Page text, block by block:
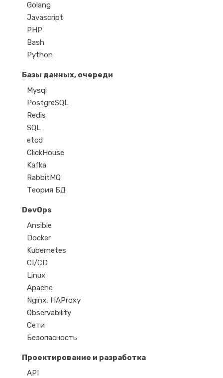
Golang
Javascript
PHP
Bash
Python
Базы данных, очереди
Mysql
PostgreSQL
Redis
SQL
etcd
ClickHouse
Kafka
RabbitMQ
Теория БД
DevOps
Ansible
Docker
Kubernetes
CI/CD
Linux
Apache
Nginx, HAProxy
Observability
Сети
Безопасность
Проектирование и разработка
API